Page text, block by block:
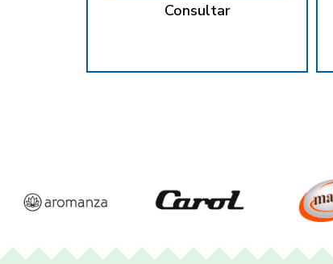
Consultar